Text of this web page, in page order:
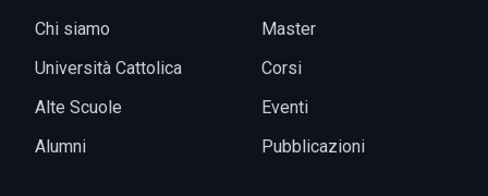
Chi siamo
Università Cattolica
Alte Scuole
Alumni
Master
Corsi
Eventi
Pubblicazioni